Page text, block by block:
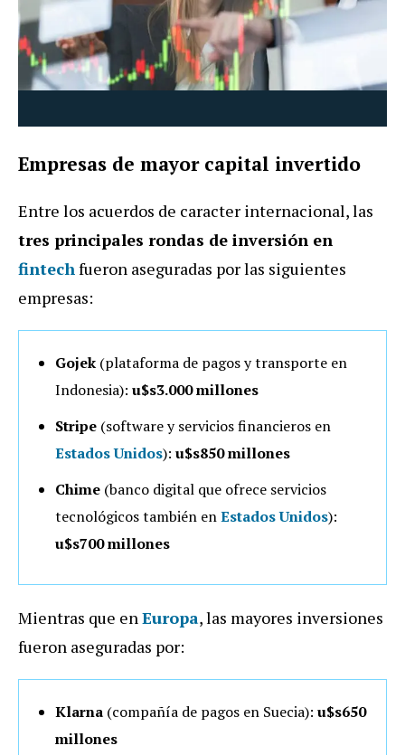
Empresas de mayor capital invertido
Entre los acuerdos de caracter internacional, las
tres principales rondas de inversión en
fintech fueron aseguradas por las siguientes
empresas:
Gojek (plataforma de pagos y transporte en
Indonesia): u$s3.000 millones
Stripe (software y servicios financieros en
Estados Unidos): u$s850 millones
Chime (banco digital que ofrece servicios
tecnológicos también enEstados Unidos):
u$s700 millones
Mientras que en Europa, las mayores inversiones
fueron aseguradas por:
Klarna (compañía de pagos en Suecia): u$s650
millones